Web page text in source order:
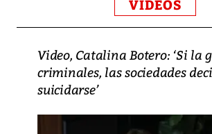
VIDEOS
Video, Catalina Botero: ‘Si la
criminales, las sociedades
suicidarse’